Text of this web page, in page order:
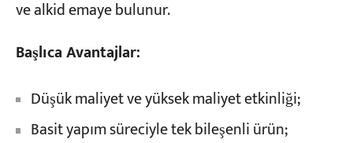
ve alkid emaye bulunur.
Başlıca Avantajlar:
Düşük maliyet ve yüksek maliyet etkinliği;
Basit yapım süreciyle tek bileşenli ürün;